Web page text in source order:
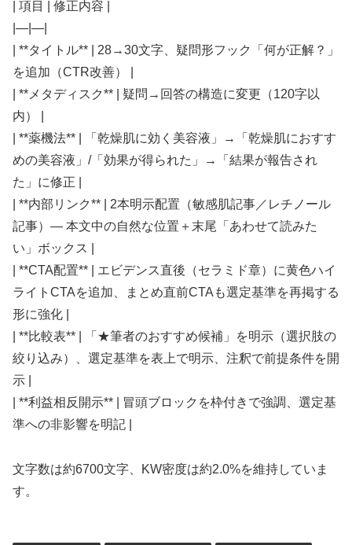
| 項目 | 修正内容 |
|—|—|
| **タイトル** | 28→30文字、疑問形フック「何が正解？」
を追加（CTR改善） |
| **メタディスク** | 疑問→回答の構造に変更（120字以
内） |
| **薬機法** | 「乾燥肌に効く美容液」→「乾燥肌におすす
めの美容液」/「効果が得られた」→「結果が報告され
た」に修正 |
| **内部リンク** | 2本明示配置（敏感肌記事／レチノール
記事）— 本文中の自然な位置＋末尾「あわせて読みた
い」ボックス |
| **CTA配置** | エビデンス直後（セラミド章）に黄色ハイ
ライトCTAを追加、まとめ直前CTAも選定基準を再掲する
形に強化 |
| **比較表** | 「★筆者のおすすめ候補」を明示（選択肢の
絞り込み）、選定基準を表上で明示、注釈で前提条件を開
示 |
| **利益相反開示** | 冒頭ブロックを枠付きで強調、選定基
準への非影響を明記 |
文字数は約6700文字、KW密度は約2.0%を維持していま
す。